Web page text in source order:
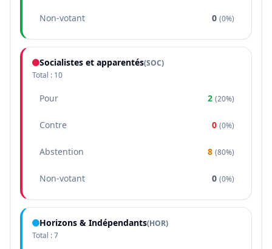
Non-votant 0 (0%)
Socialistes et apparentés(SOC)
Total : 10
Pour 2 (20%)
Contre 0 (0%)
Abstention 8 (80%)
Non-votant 0 (0%)
Horizons & Indépendants(HOR)
Total :7